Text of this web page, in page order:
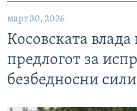
март 30, 2026
Косовската влада
предлогот за
безбедносни